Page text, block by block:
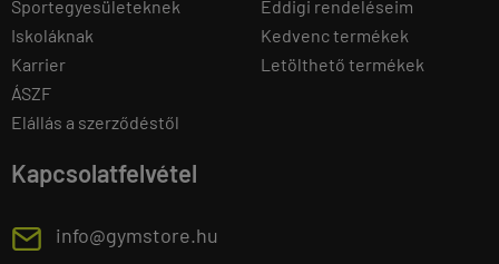
Sportegyesületeknek
Iskoláknak
Karrier
ÁSZF
Elállás a szerződéstől
Eddigi rendeléseim
Kedvenc termékek
Letölthető termékek
Kapcsolatfelvétel
E info@gymstore.hu